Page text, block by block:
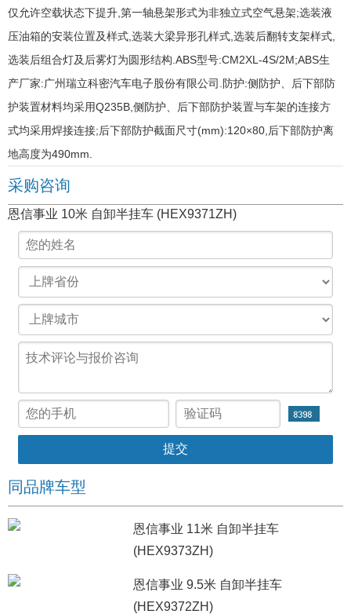
仅允许空载状态下提升,第一轴悬架形式为非独立式空气悬架;选装液
压油箱的安装位置及样式,选装大梁异形孔样式,选装后翻转支架样式,
选装后组合灯及后雾灯为圆形结构.ABS型号:CM2XL-4S/2M;ABS生
产厂家:广州瑞立科密汽车电子股份有限公司.防护:侧防护、后下部防
护装置材料均采用Q235B,侧防护、后下部防护装置与车架的连接方
式均采用焊接连接;后下部防护截面尺寸(mm):120×80,后下部防护离
地高度为490mm.
采购咨询
恩信事业 10米 自卸半挂车 (HEX9371ZH)
同品牌车型
恩信事业 11米 自卸半挂车
(HEX9373ZH)
恩信事业 9.5米 自卸半挂车
(HEX9372ZH)